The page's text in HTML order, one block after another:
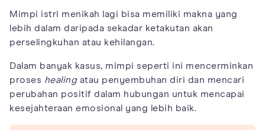
Mimpi istri menikah lagi bisa memiliki makna yang
lebih dalam daripada sekadar ketakutan akan
perselingkuhan atau kehilangan.
Dalam banyak kasus, mimpi seperti ini mencerminkan
proses healingatau penyembuhan diri dan mencari
perubahan positif dalam hubungan untuk mencapai
kesejahteraan emosional yang lebih baik.